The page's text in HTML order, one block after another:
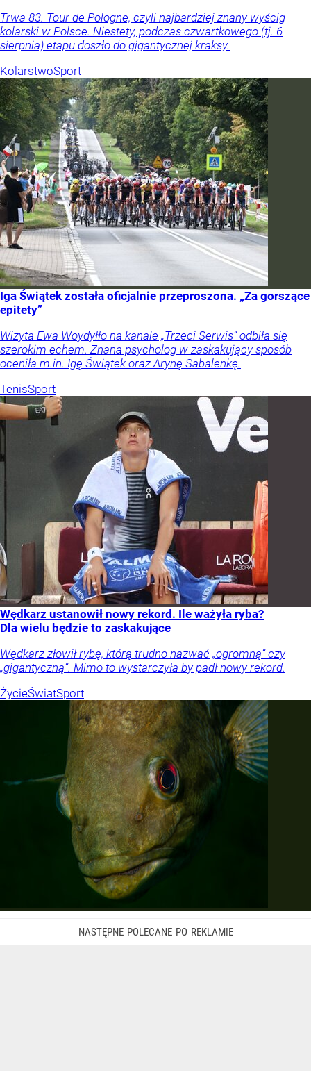
Trwa 83. Tour de Pologne, czyli najbardziej znany wyścig
kolarski w Polsce. Niestety, podczas czwartkowego (tj. 6
sierpnia) etapu doszło do gigantycznej kraksy.
KolarstwoSport
Iga Świątek została oficjalnie przeproszona. „Za gorszące
epitety”
Wizyta Ewa Woydyłło na kanale „Trzeci Serwis” odbiła się
szerokim echem. Znana psycholog w zaskakujący sposób
oceniła m.in. Igę Świątek oraz Arynę Sabalenkę.
TenisSport
Wędkarz ustanowił nowy rekord. Ile ważyła ryba?
Dla wielu będzie to zaskakujące
Wędkarz złowił rybę, którą trudno nazwać „ogromną” czy
„gigantyczną”. Mimo to wystarczyła by padł nowy rekord.
ŻycieŚwiatSport